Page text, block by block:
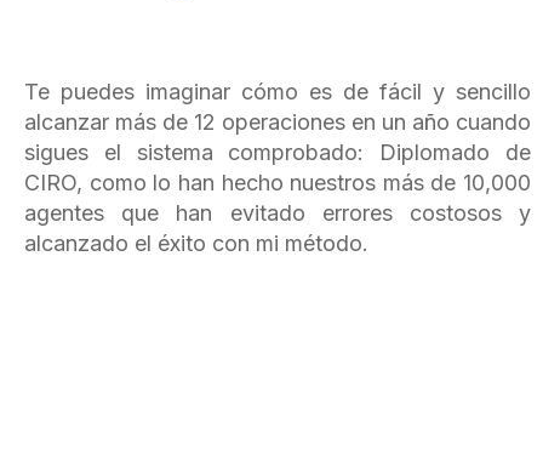
Te puedes imaginar cómo es de fácil y sencillo
alcanzar más de 12 operaciones en un año cuando
sigues el sistema comprobado: Diplomado de
CIRO, como lo han hecho nuestros más de 10,000
agentes que han evitado errores costosos y
alcanzado el éxito con mi método.